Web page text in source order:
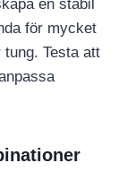
en stabil
för mycket
Testa att